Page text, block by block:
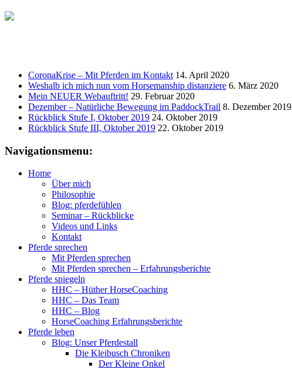
CoronaKrise – Mit Pferden im Kontakt 14. April 2020
Weshalb ich mich nun vom Horsemanship distanziere 6. März 2020
Mein NEUER Webauftritt! 29. Februar 2020
Dezember – Natürliche Bewegung im PaddockTrail 8. Dezember 2019
Rückblick Stufe I, Oktober 2019 24. Oktober 2019
Rückblick Stufe III, Oktober 2019 22. Oktober 2019
Navigationsmenu:
Home
Über mich
Philosophie
Blog: pferdefühlen
Seminar – Rückblicke
Videos und Links
Kontakt
Pferde sprechen
Mit Pferden sprechen
Mit Pferden sprechen – Erfahrungsberichte
Pferde spiegeln
HHC – Hüther HorseCoaching
HHC – Das Team
HHC – Blog
HorseCoaching Erfahrungsberichte
Pferde leben
Blog: Unser Pferdestall
Die Kleibusch Chroniken
Der Kleine Onkel